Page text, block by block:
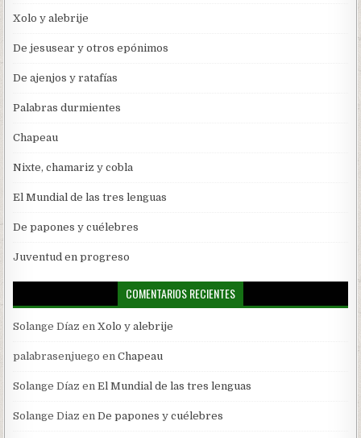
Xolo y alebrije
De jesusear y otros epónimos
De ajenjos y ratafías
Palabras durmientes
Chapeau
Nixte, chamariz y cobla
El Mundial de las tres lenguas
De papones y cuélebres
Juventud en progreso
COMENTARIOS RECIENTES
Solange Díaz enXolo y alebrije
palabrasenjuego enChapeau
Solange Díaz enEl Mundial de las tres lenguas
Solange Diaz enDe papones y cuélebres